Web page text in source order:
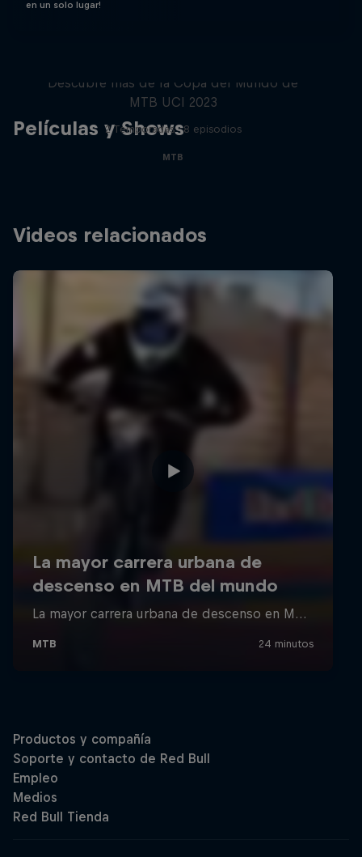
en un solo lugar!
Películas y Shows
Descubre más de la Copa del Mundo de
MTB UCI 2023
2 Temporadas · 8 episodios
MTB
Videos relacionados